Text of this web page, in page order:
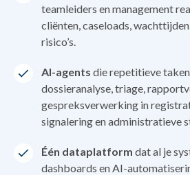
teamleiders en management
cliënten, caseloads,
risico’s.
AI-agents die repetitieve
dossieranalyse, triage,
gespreksverwerking in
signalering en administratieve
Één dataplatform dat al je
dashboards en AI-